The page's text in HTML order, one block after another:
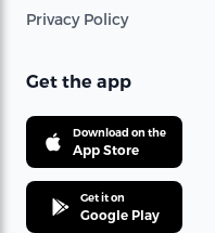
Privacy Policy
Get the app
Download on the
App Store
Get it on
Google Play